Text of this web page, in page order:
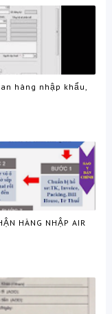
hàng nhập khẩu,
HÀNG NHẬP AIR